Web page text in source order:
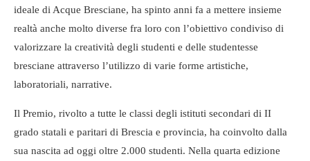
ideale di Acque Bresciane, ha spinto anni fa a mettere insieme
realtà anche molto diverse fra loro con l’obiettivo condiviso di
valorizzare la creatività degli studenti e delle studentesse
bresciane attraverso l’utilizzo di varie forme artistiche,
laboratoriali, narrative.
Il Premio, rivolto a tutte le classi degli istituti secondari di II
grado statali e paritari di Brescia e provincia, ha coinvolto dalla
sua nascita ad oggi oltre 2.000 studenti. Nella quarta edizione